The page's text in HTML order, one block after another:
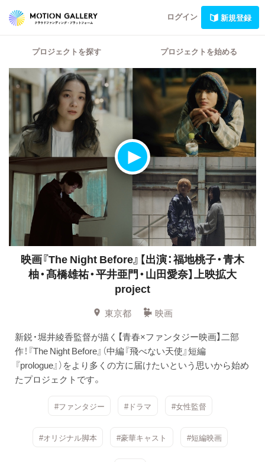
ログイン 新規登録
プロジェクトを探す プロジェクトを始める
映画『The Night Before』【出演：福地桃子・青木
柚・髙橋雄祐・平井亜門・山田愛奈】上映拡大
project
東京都
映画
新鋭・堀井綾香監督が描く【青春×ファンタジー映画】二部
作！『The Night Before』（中編『飛べない天使』短編
『prologue』）をより多くの方に届けたいという思いから始め
たプロジェクトです。
#ファンタジー #ドラマ #女性監督
#オリジナル脚本 #豪華キャスト #短編映画